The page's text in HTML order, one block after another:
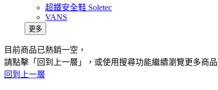
超鐵安全鞋 Soletec
VANS
更多
目前商品已熱銷一空，
請點擊「回到上一層」，或使用搜尋功能繼續瀏覽更多商品
回到上一層